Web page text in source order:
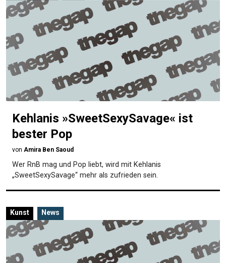
Kehlanis »SweetSexySavage« ist
bester Pop
von Amira Ben Saoud
Wer RnB mag und Pop liebt, wird mit Kehlanis
„SweetSexySavage“ mehr als zufrieden sein.
Kunst News